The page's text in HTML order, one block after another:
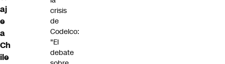
aj
e
a
Ch
ile
crisis
de
Codelco:
"El
debate